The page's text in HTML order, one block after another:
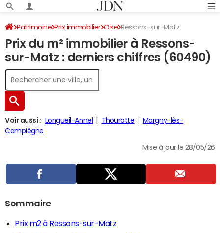
Patrimoine Prix immobilier Oise Ressons-sur-Matz
Prix du m² immobilier à Ressons-
sur-Matz : derniers chiffres (60490)
Voir aussi : Longueil-Annel Thourotte
Margny-lès-
Compiègne
Mise à jour le 28/05/26
Sommaire
Prix m2 à Ressons-sur-Matz